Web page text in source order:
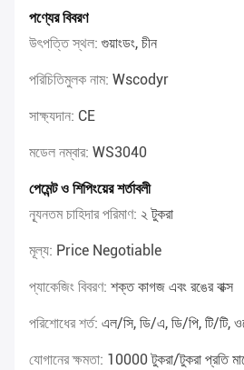
পণ্যের বিবরণ
উৎপত্তি স্থল: গুয়াংডং, চীন
পরিচিতিমুলক নাম: Wscodyr
সাক্ষ্যদান: CE
মডেল নম্বার: WS3040
পেমেন্ট ও শিপিংয়ের শর্তাবলী
ন্যূনতম চাহিদার পরিমাণ: ২ টুকরা
মূল্য: Price Negotiable
প্যাকেজিং বিবরণ: শক্ত কাগজ এবং রঙের বাক্স
পরিশোধের শর্ত: এল/সি, ডি/এ, ডি/পি, টি/টি,
যোগানের ক্ষমতা: 10000 টুকরা/টুকরা প্রতি